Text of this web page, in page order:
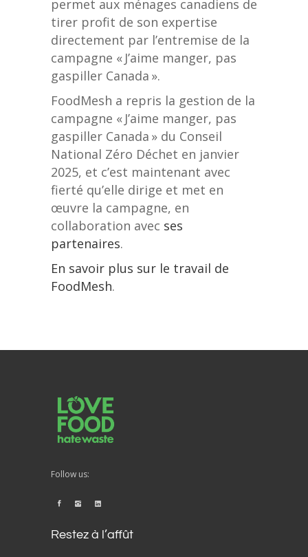
permet aux ménages canadiens de
tirer profit de son expertise
directement par l’entremise de la
campagne « J’aime manger, pas
gaspiller Canada ».
FoodMesh a repris la gestion de la
campagne « J’aime manger, pas
gaspiller Canada » du Conseil
National Zéro Déchet en janvier
2025, et c’est maintenant avec
fierté qu’elle dirige et met en
œuvre la campagne, en
collaboration avec ses
partenaires.
En savoir plus sur le travail de
FoodMesh.
Follow us:
Restez à l’affût